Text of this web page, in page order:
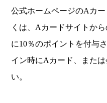
公式ホームページのAカ
くは、Aカードサイトか
に10％のポイントを付与
イン時にAカード、また
い。